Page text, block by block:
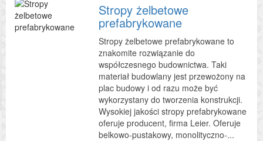
Stropy żelbetowe
prefabrykowane
Stropy żelbetowe prefabrykowane to
znakomite rozwiązanie do
współczesnego budownictwa. Taki
materiał budowlany jest przewożony na
plac budowy i od razu może być
wykorzystany do tworzenia konstrukcji.
Wysokiej jakości stropy prefabrykowane
oferuje producent, firma Leier. Oferuje
belkowo-pustakowy, monolityczno-...